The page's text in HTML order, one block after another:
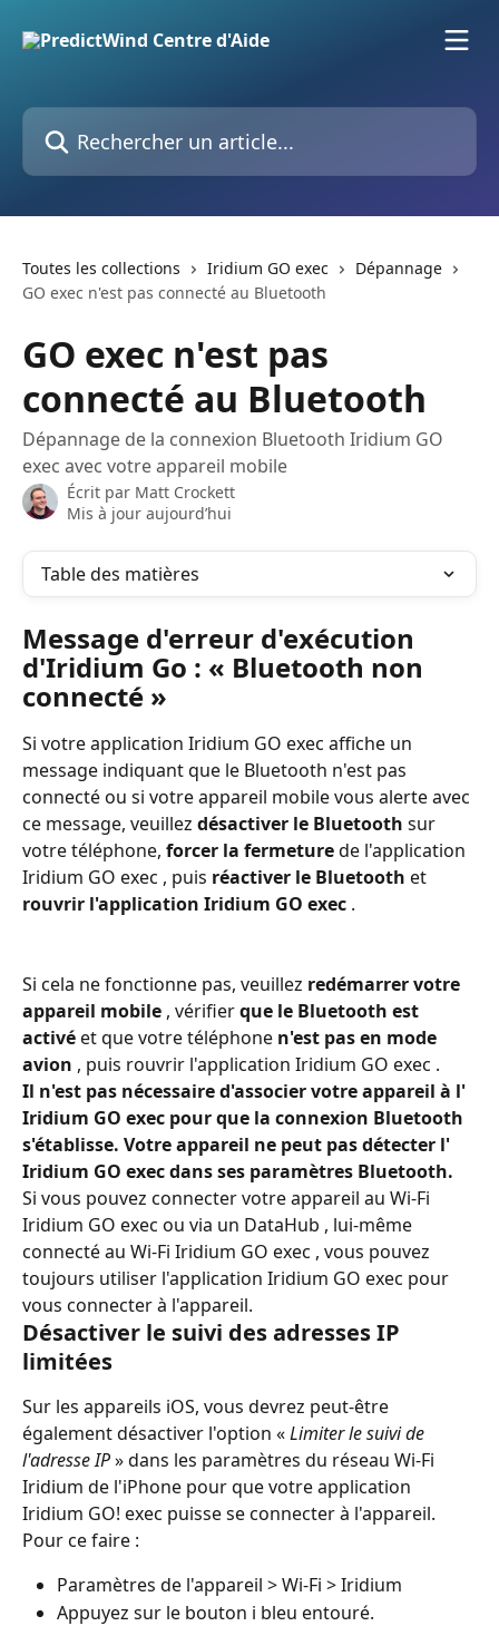
Rechercher un article...
Toutes les collections Iridium GO exec
Dépannage
GO exec n'est pas connecté au Bluetooth
GO exec n'est pas
connecté au Bluetooth
Dépannage de la connexion Bluetooth Iridium GO
exec avec votre appareil mobile
Écrit par Matt Crockett
Mis à jour aujourd’hui
Table des matières
Message d'erreur d'exécution
d'Iridium Go : « Bluetooth non
connecté »
Si votre application Iridium GO exec affiche un
message indiquant que le Bluetooth n'est pas
connecté ou si votre appareil mobile vous alerte avec
ce message, veuillez désactiver le Bluetooth sur
votre téléphone, forcer la fermeture de l'application
Iridium GO exec , puis réactiver le Bluetooth et
rouvrir l'application Iridium GO exec .
Si cela ne fonctionne pas, veuillez redémarrer votre
appareil mobile , vérifier que le Bluetooth est
activé et que votre téléphone n'est pas en mode
avion , puis rouvrir l'application Iridium GO exec .
Il n'est pas nécessaire d'associer votre appareil à l'
Iridium GO exec pour que la connexion Bluetooth
s'établisse. Votre appareil ne peut pas détecter l'
Iridium GO exec dans ses paramètres Bluetooth.
Si vous pouvez connecter votre appareil au Wi-Fi
Iridium GO exec ou via un DataHub , lui-même
connecté au Wi-Fi Iridium GO exec , vous pouvez
toujours utiliser l'application Iridium GO exec pour
vous connecter à l'appareil.
Désactiver le suivi des adresses IP
limitées
Sur les appareils iOS, vous devrez peut-être
également désactiver l'option « Limiter le suivi de
l'adresse IP » dans les paramètres du réseau Wi-Fi
Iridium de l'iPhone pour que votre application
Iridium GO! exec puisse se connecter à l'appareil.
Pour ce faire :
Paramètres de l'appareil > Wi-Fi > Iridium
Appuyez sur le bouton i bleu entouré.